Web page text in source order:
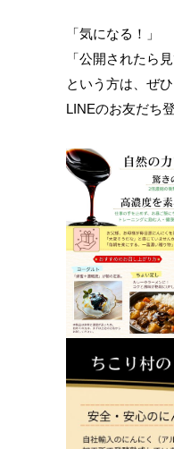
「気になる！」
「公開されたら
という方は、ぜ
LINEのお友だち